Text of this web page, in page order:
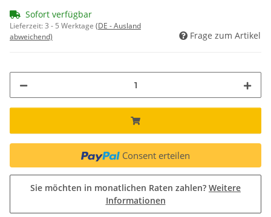
Sofort verfügbar
Lieferzeit:3 - 5 Werktage (DE - Ausland
abweichend)
Frage zum Artikel
Consent erteilen
Sie möchten in monatlichen Raten zahlen? Weitere
Informationen